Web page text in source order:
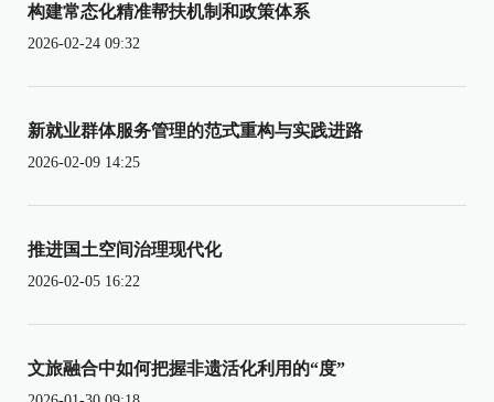
构建常态化精准帮扶机制和政策体系
2026-02-24 09:32
新就业群体服务管理的范式重构与实践进路
2026-02-09 14:25
推进国土空间治理现代化
2026-02-05 16:22
文旅融合中如何把握非遗活化利用的“度”